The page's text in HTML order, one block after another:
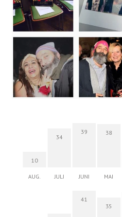
10
AUG.
34
JULI
39
JUNI
38
MAI
41
35